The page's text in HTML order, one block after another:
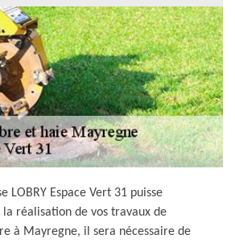
LOBRY Espace Vert 31 puisse
réalisation de vos travaux de
à Mayregne, il sera nécessaire de